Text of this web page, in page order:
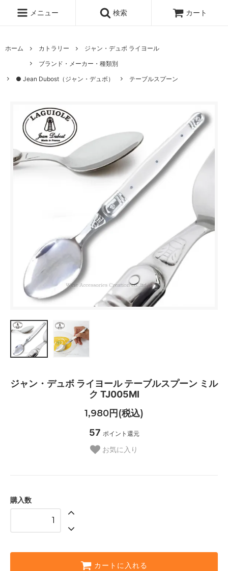
メニュー 検索 カート
ホーム カトラリー
ジャン・デュボ ライヨール
ブランド・メーカー・種類別
● Jean Dubost（ジャン・デュボ）
テーブルスプーン
ジャン・デュボ ライヨール テーブルスプーン ミル
ク TJ005MI
1,980円(税込)
57 ポイント還元
お気に入り
購入数
カートに入れる